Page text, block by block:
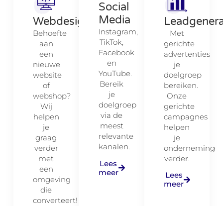
Webdesign
Behoefte
aan
een
nieuwe
website
of
webshop?
Wij
helpen
je
graag
verder
met
een
omgeving
die
converteert!
Social
Media
Instagram,
TikTok,
Facebook
en
YouTube.
Bereik
je
doelgroep
via de
meest
relevante
kanalen.
Lees
meer
Met
gerichte
advertenties
je
doelgroep
bereiken.
Onze
gerichte
campagnes
helpen
je
onderneming
verder.
Lees
meer